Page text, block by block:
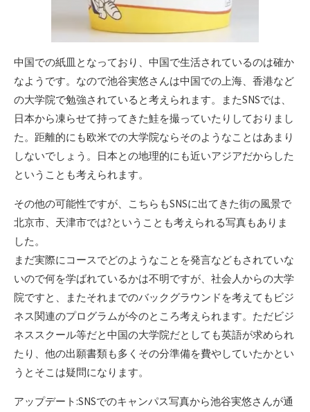
中国での紙皿となっており、中国で生活されているのは確か
なようです。なので池谷実悠さんは中国での上海、香港など
の大学院で勉強されていると考えられます。またSNSでは、
日本から凍らせて持ってきた鮭を撮っていたりしておりまし
た。距離的にも欧米での大学院ならそのようなことはあまり
しないでしょう。日本との地理的にも近いアジアだからした
ということも考えられます。
その他の可能性ですが、こちらもSNSに出てきた街の風景で
北京市、天津市では?ということも考えられる写真もありま
した。
まだ実際にコースでどのようなことを発言などもされていな
いので何を学ばれているかは不明ですが、社会人からの大学
院ですと、またそれまでのバックグラウンドを考えてもビジ
ネス関連のプログラムが今のところ考えられます。ただビジ
ネススクール等だと中国の大学院だとしても英語が求められ
たり、他の出願書類も多くその分準備を費やしていたかとい
うとそこは疑問になります。
アップデート:SNSでのキャンパス写真から池谷実悠さんが通